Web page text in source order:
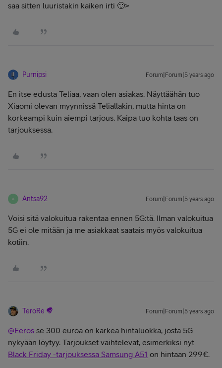
saa sitten luuristakin kaiken irti 🙂>
Purnipsi Forum|Forum|5 years ago
En itse edusta Teliaa, vaan olen asiakas. Näyttäähän tuo
Xiaomi olevan myynnissä Teliallakin, mutta hinta on
korkeampi kuin aiempi tarjous. Kaipa tuo kohta taas on
tarjouksessa.
A Antsa92 Forum|Forum|5 years ago
Voisi sitä valokuitua rakentaa ennen 5G:tä. Ilman valokuitua
5G ei ole mitään ja me asiakkaat saatais myös valokuitua
kotiin.
TeroRe Forum|Forum|5 years ago
@Eeros se 300 euroa on karkea hintaluokka, josta 5G
nykyään löytyy. Tarjoukset vaihtelevat, esimerkiksi nyt
Black Friday -tarjouksessa Samsung A51 on hintaan 299€.